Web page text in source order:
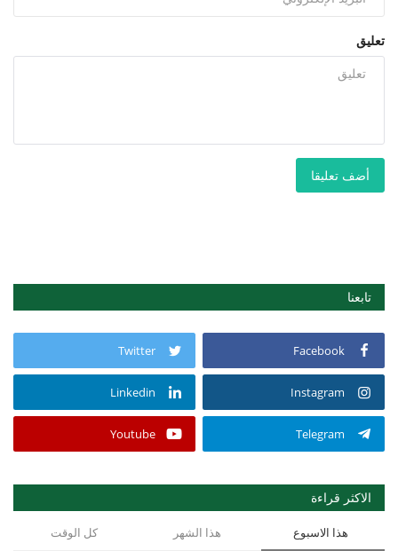
تعليق
أضف تعليقا
تابعنا
Facebook
Twitter
Instagram
Linkedin
Telegram
Youtube
الاكثر قراءة
هذا الاسبوع هذا الشهر كل الوقت